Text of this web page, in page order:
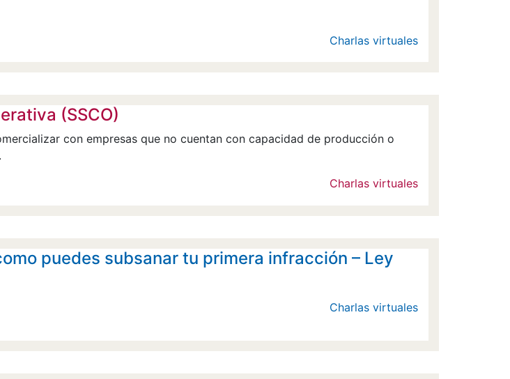
Charlas virtuales
(SSCO)
con empresas que no cuentan con capacidad de producción o
Charlas virtuales
puedes subsanar tu primera infracción – Ley
Charlas virtuales